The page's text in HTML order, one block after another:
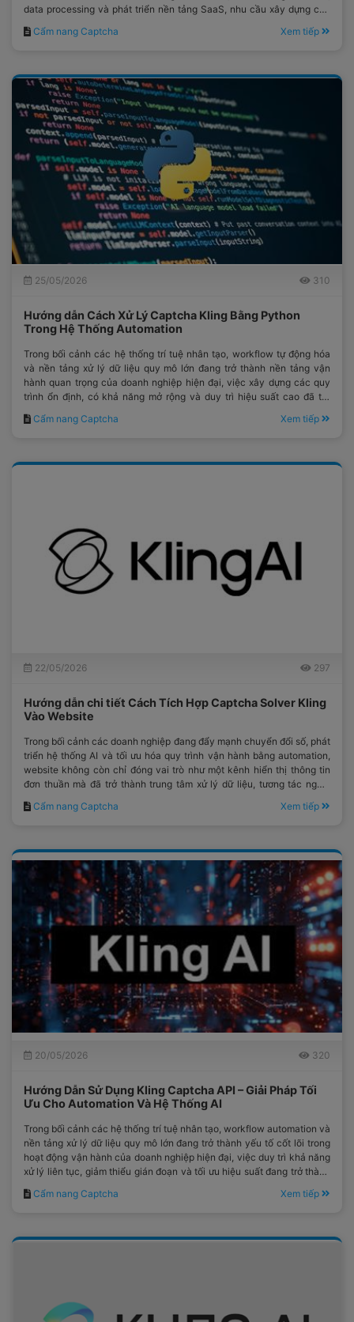
data processing và phát triển nền tảng SaaS, nhu cầu xây dựng các
hoạt ngày càng trở nên quan trọng.
Cẩm nang Captcha Xem tiếp
25/05/2026 310
Hướng dẫn Cách Xử Lý Captcha Kling Bằng Python
Trong Hệ Thống Automation
Trong bối cảnh các hệ thống trí tuệ nhân tạo, workflow tự động hóa
và nền tảng xử lý dữ liệu quy mô lớn đang trở thành nền tảng vận
hành quan trọng của doanh nghiệp hiện đại, việc xây dựng các quy
trình ổn định, có khả năng mở rộng và duy trì hiệu suất cao đã trở
Cẩm nang Captcha Xem tiếp
22/05/2026 297
Hướng dẫn chi tiết Cách Tích Hợp Captcha Solver Kling
Vào Website
Trong bối cảnh các doanh nghiệp đang đẩy mạnh chuyển đổi số, phát
triển hệ thống AI và tối ưu hóa quy trình vận hành bằng automation,
website không còn chỉ đóng vai trò như một kênh hiển thị thông tin
đơn thuần mà đã trở thành trung tâm xử lý dữ liệu, tương tác người
dùng và kết nối với hàng loạt nền tảng công nghệ hiện đại.
Cẩm nang Captcha Xem tiếp
20/05/2026 320
Hướng Dẫn Sử Dụng Kling Captcha API – Giải Pháp Tối
Ưu Cho Automation Và Hệ Thống AI
Trong bối cảnh các hệ thống trí tuệ nhân tạo, workflow automation và
nền tảng xử lý dữ liệu quy mô lớn đang trở thành yếu tố cốt lõi trong
hoạt động vận hành của doanh nghiệp hiện đại, việc duy trì khả năng
xử lý liên tục, giảm thiểu gián đoạn và tối ưu hiệu suất đang trở thành
một yêu cầu mang tính chiến lược;.
Cẩm nang Captcha Xem tiếp